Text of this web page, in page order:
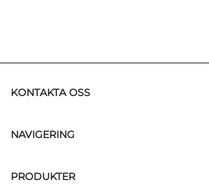
KONTAKTA OSS
NAVIGERING
PRODUKTER